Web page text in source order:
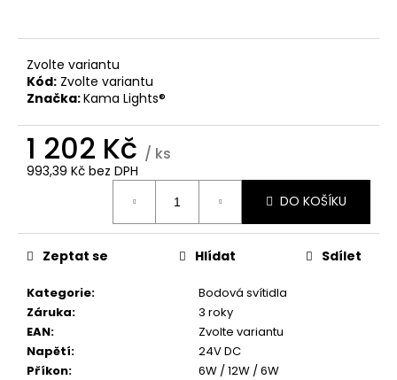
Zvolte variantu
Kód: Zvolte variantu
Značka:Kama Lights®
1 202 Kč / ks
993,39 Kč bez DPH
DO KOŠÍKU
Kategorie:
Bodová svítidla
Záruka:
3 roky
EAN:
Zvolte variantu
Napětí:
24V DC
Příkon:
6W / 12W / 6W
Zeptat se Hlídat Sdílet
u
e
m
e